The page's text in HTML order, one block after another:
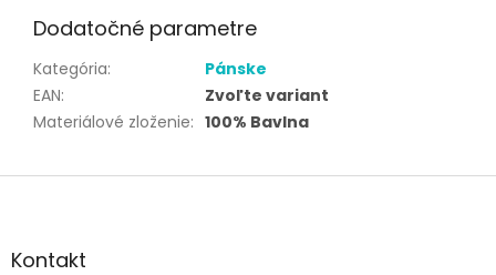
Dodatočné parametre
Kategória:
Pánske
EAN:
Zvoľte variant
Materiálové zloženie: 100% Bavlna
Z
äKontakt